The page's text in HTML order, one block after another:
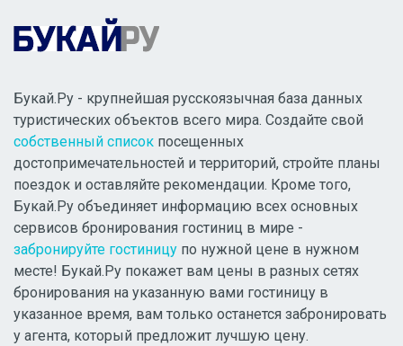
Букай.Ру - крупнейшая русскоязычная база данных
туристических объектов всего мира. Создайте свой
собственный список посещенных
достопримечательностей и территорий, стройте планы
поездок и оставляйте рекомендации. Кроме того,
Букай.Ру объединяет информацию всех основных
сервисов бронирования гостиниц в мире -
забронируйте гостиницу по нужной цене в нужном
месте! Букай.Ру покажет вам цены в разных сетях
бронирования на указанную вами гостиницу в
указанное время, вам только останется забронировать
у агента, который предложит лучшую цену.